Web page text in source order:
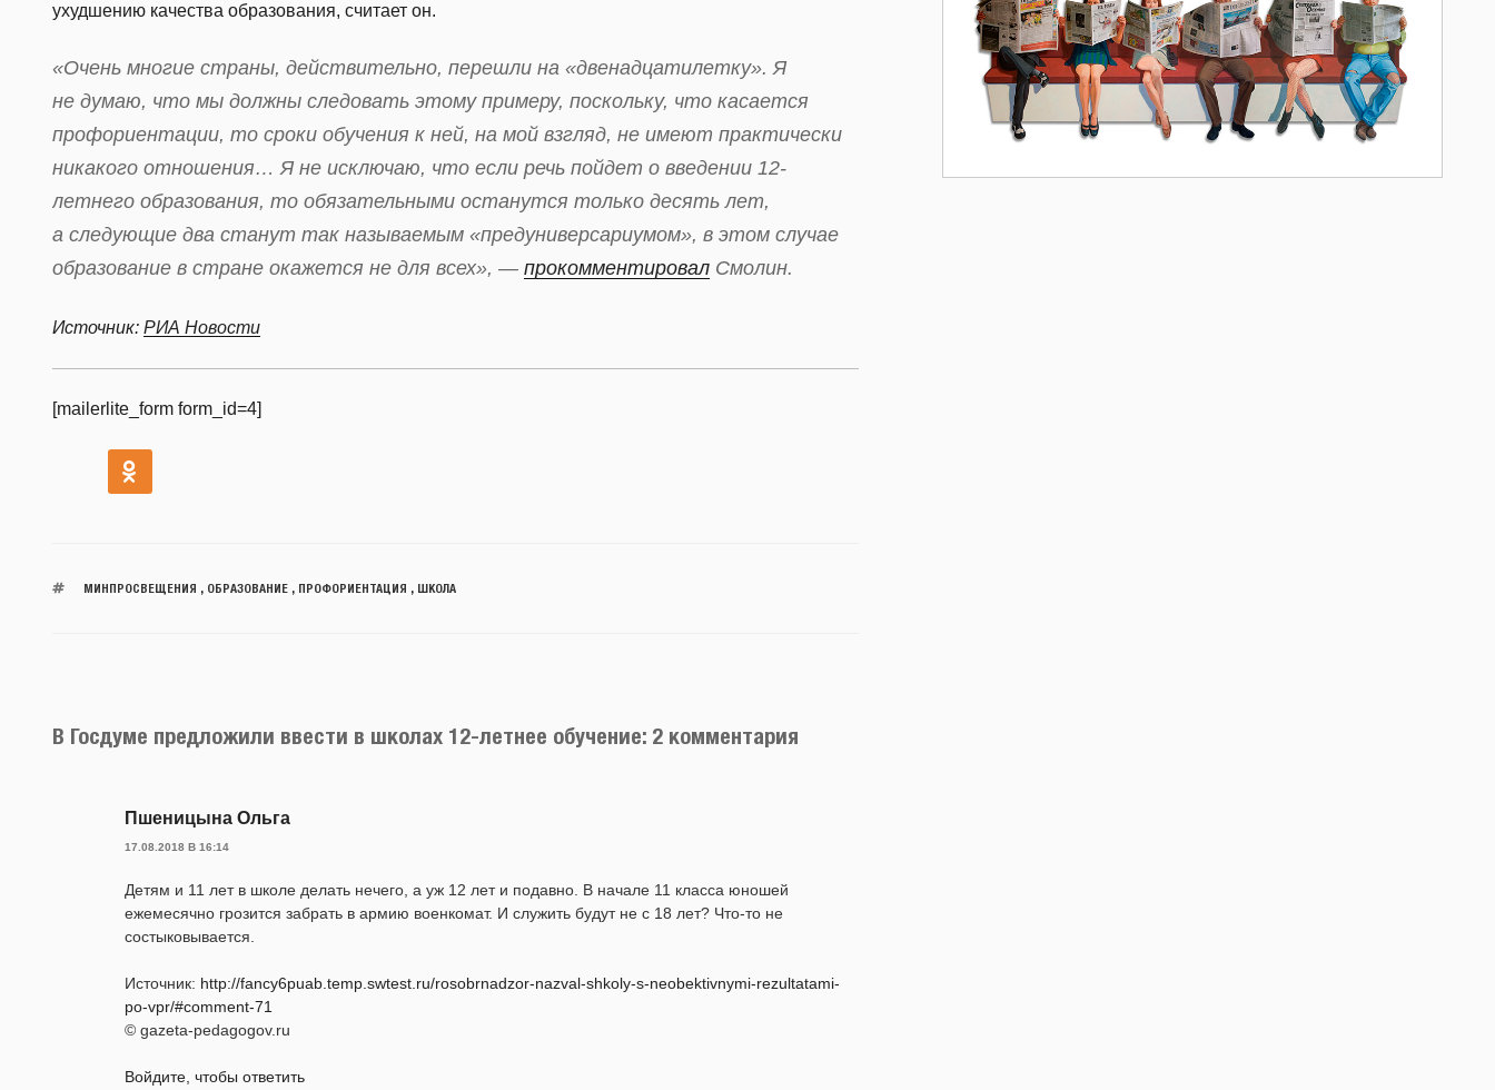
ухудшению качества образования, считает он.
«Очень многие страны, действительно, перешли на «двенадцатилетку». Я
не думаю, что мы должны следовать этому примеру, поскольку, что касается
профориентации, то сроки обучения к ней, на мой взгляд, не имеют практически
никакого отношения… Я не исключаю, что если речь пойдет о введении 12-
летнего образования, то обязательными останутся только десять лет,
а следующие два станут так называемым «предуниверсариумом», в этом случае
образование в стране окажется не для всех», — прокомментировал Смолин.
Источник: РИА Новости
[mailerlite_form form_id=4]
МИНПРОСВЕЩЕНИЯ ОБРАЗОВАНИЕ, ПРОФОРИЕНТАЦИЯ ШКОЛА
В Госдуме предложили ввести в школах 12-летнее обучение: 2 комментария
Пшеницына Ольга
17.08.2018 В 16:14
Детям и 11 лет в школе делать нечего, а уж 12 лет и подавно. В начале 11 класса юношей
ежемесячно грозится забрать в армию военкомат. И служить будут не с 18 лет? Что-то не
состыковывается.
Источник: http://fancy6puab.temp.swtest.ru/rosobrnadzor-nazval-shkoly-s-neobektivnymi-rezultatami-
po-vpr/#comment-71
© gazeta-pedagogov.ru
Войдите, чтобы ответить